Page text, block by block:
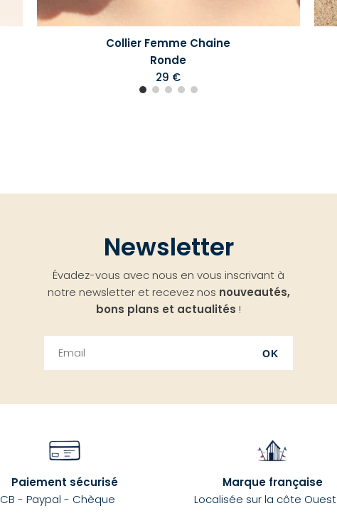
Collier Femme Chaine
Ronde
29 €
Newsletter
Évadez-vous avec nous en vous inscrivant à
notre newsletter et recevez nos nouveautés,
bons plans et actualités !
OK
Paiement sécurisé
CB - Paypal - Chèque
Marque française
Localisée sur la côte Ouest